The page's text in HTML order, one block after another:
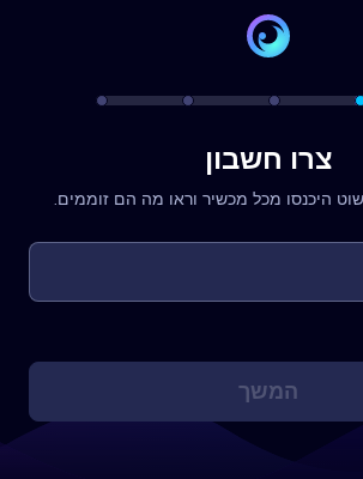
צרו חשבון
היכנסו מכל מכשיר וראו מה הם זוממים.
המשך